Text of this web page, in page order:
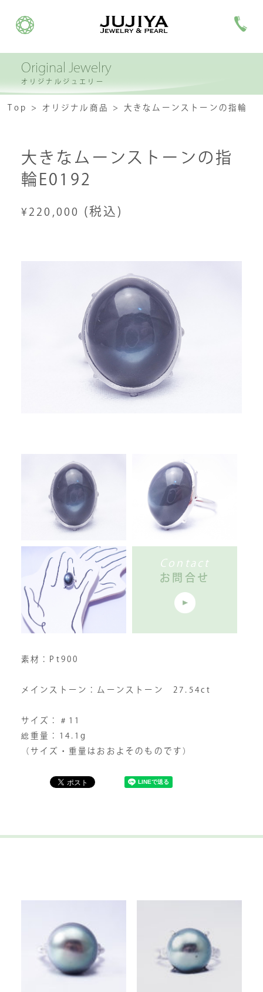
Original Jewelry
オリジナルジュエリー
Top オリジナル商品 大きなムーンストーンの指輪
大きなムーンストーンの指
輪E0192
¥220,000 (税込)
素材：Pt900
メインストーン：ムーンストーン 27.54ct
サイズ：＃11
総重量：14.1g
（サイズ・重量はおおよそのものです）
Contact
お問合せ